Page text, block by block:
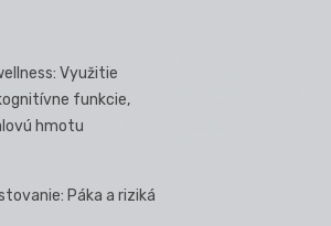
Využitie
funkcie,
hmotu
Páka a riziká